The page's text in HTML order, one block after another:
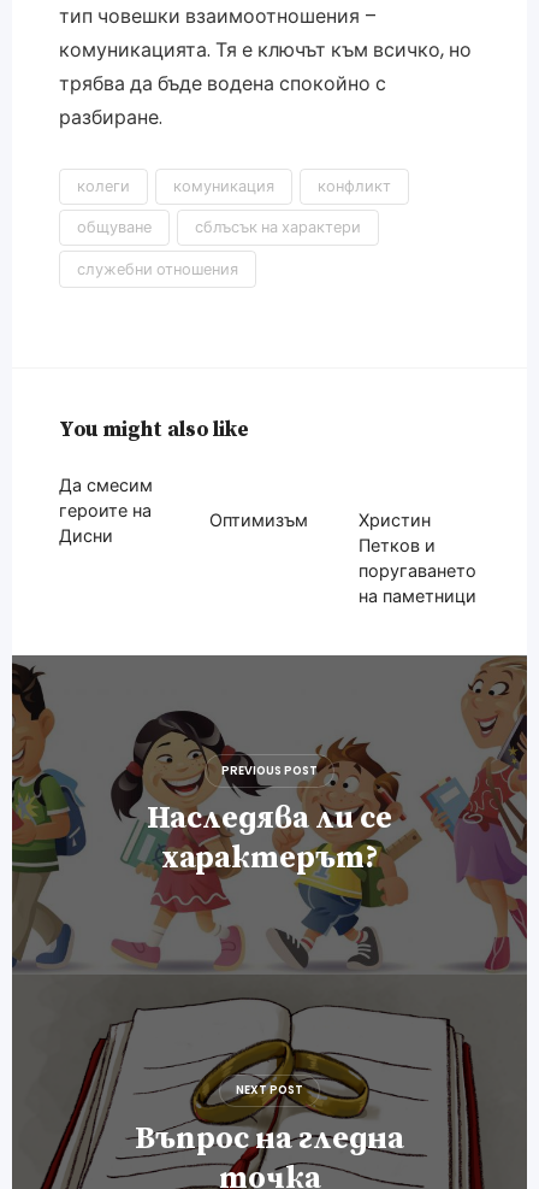
тип човешки взаимоотношения –
комуникацията. Тя е ключът към всичко, но
трябва да бъде водена спокойно с
разбиране.
колеги комуникация конфликт
общуване сблъсък на характери
служебни отношения
You might also like
Да смесим
героите на
Дисни
Оптимизъм
Христин
Петков и
поругаването
на паметници
Навигация
PREVIOUS POST
Наследява ли се
характерът?
NEXT POST
Въпрос на гледна
точка